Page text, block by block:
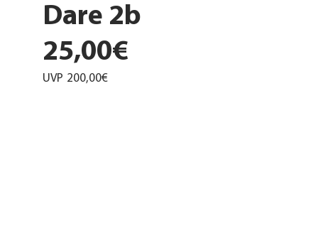
Dare 2b
25,00€
UVP 200,00€